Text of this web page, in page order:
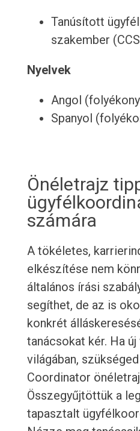
Tanúsított
szakember
Nyelvek
Angol
Spanyol
Önéletrajz
számára
A tökéletes,
elkészítése nem
általános írási
segíthet, de az is
konkrét
tanácsokat kér. Ha új
világában,
Coordinator
Összegyűjtöttük a
tapasztalt